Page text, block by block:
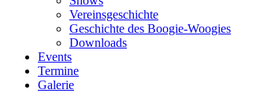
Vereinsgeschichte
Geschichte des Boogie-Woogies
Downloads
Events
Termine
Galerie